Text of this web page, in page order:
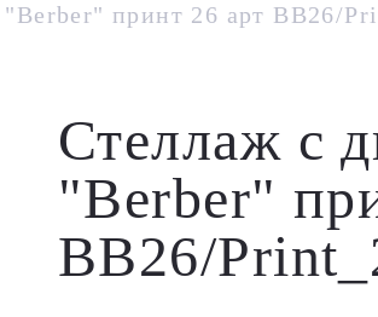
принт 26 арт BB26/
Стеллаж с
"Berber"
BB26/